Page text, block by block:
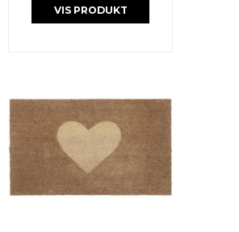
VIS PRODUKT